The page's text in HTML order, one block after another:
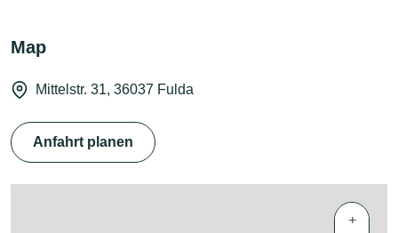
Map
Mittelstr. 31, 36037 Fulda
Anfahrt planen
+